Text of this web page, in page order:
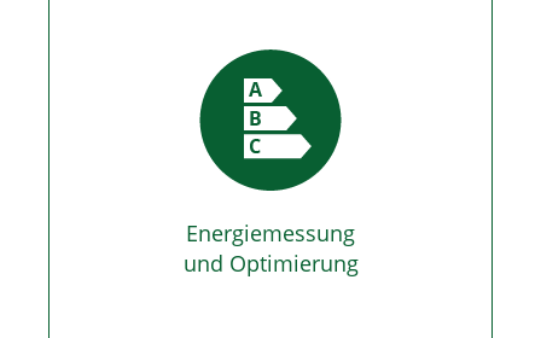
Energiemessung
und Optimierung